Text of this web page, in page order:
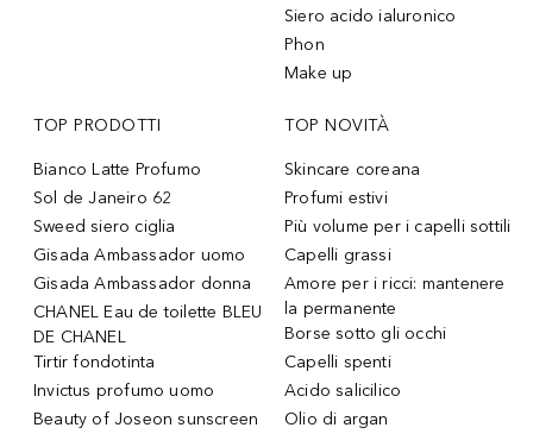
Siero acido ialuronico
Phon
Make up
TOP PRODOTTI
Bianco Latte Profumo
Sol de Janeiro 62
Sweed siero ciglia
Gisada Ambassador uomo
Gisada Ambassador donna
CHANEL Eau de toilette BLEU
DE CHANEL
Tirtir fondotinta
Invictus profumo uomo
Beauty of Joseon sunscreen
TOP NOVITÀ
Skincare coreana
Profumi estivi
Più volume per i capelli sottili
Capelli grassi
Amore per i ricci: mantenere
la permanente
Borse sotto gli occhi
Capelli spenti
Acido salicilico
Olio di argan